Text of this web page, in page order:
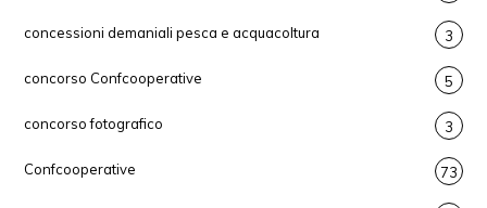
concessioni demaniali pesca e acquacoltura 3
concorso Confcooperative 5
concorso fotografico 3
Confcooperative 73